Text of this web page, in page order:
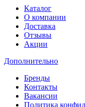
Каталог
О компании
Доставка
Отзывы
Акции
Дополнительно
Бренды
Контакты
Вакансии
Политика